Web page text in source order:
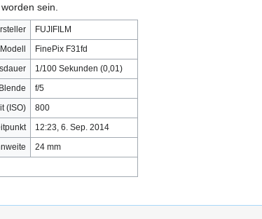
sein.
FUJIFILM
Modell
FinePix F31fd
1/100 Sekunden (0,01)
Blende
f/5
(ISO)
800
12:23, 6. Sep. 2014
24 mm